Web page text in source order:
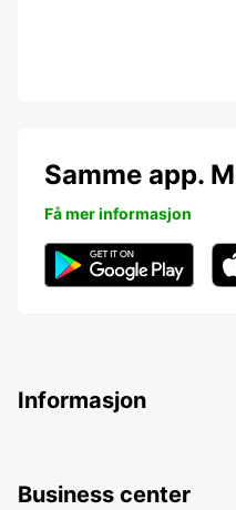
Samme app.
Få mer informasjon
Informasjon
Business center